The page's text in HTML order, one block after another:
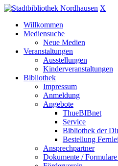
X
Willkommen
Mediensuche
Neue Medien
Veranstaltungen
Ausstellungen
Kinderveranstaltungen
Bibliothek
Impressum
Anmeldung
Angebote
ThueBIBnet
Service
Bibliothek der
Bestellung
Ansprechpartner
Dokumente /